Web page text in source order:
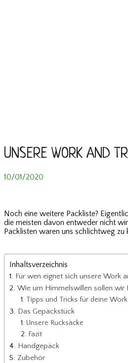
UNSERE WORK AND
10/01/2020
Noch eine weitere Packliste?
die meisten davon entweder nicht
Packlisten waren uns schlichtweg zu
Inhaltsverzeichnis
Für wen eignet sich unsere Work
Wie um Himmelswillen sollen wir
Tipps und Tricks für deine
Das Gepäckstück
Unsere Rucksäcke
Fazit
Handgepäck
Zubehör